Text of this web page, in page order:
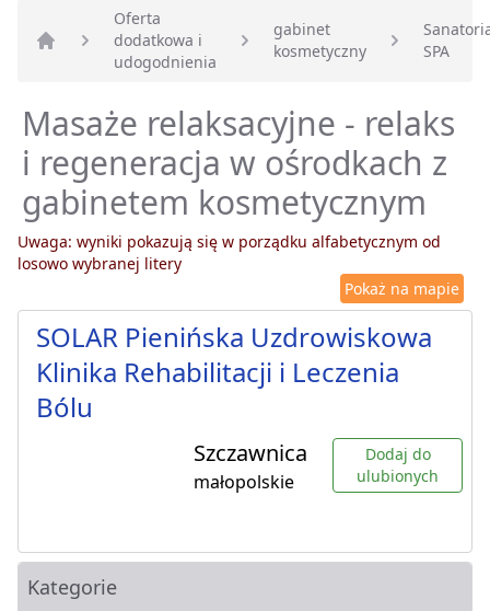
Strona główna
Oferta
dodatkowa i
udogodnienia
gabinet
kosmetyczny
SPA
Masaże relaksacyjne - relaks
i regeneracja w ośrodkach z
gabinetem kosmetycznym
Uwaga: wyniki pokazują się w porządku alfabetycznym od
losowo wybranej litery
Pokaż na mapie
SOLAR Pienińska Uzdrowiskowa
Klinika Rehabilitacji i Leczenia
Bólu
Szczawnica
małopolskie
Dodaj do
ulubionych
Kategorie